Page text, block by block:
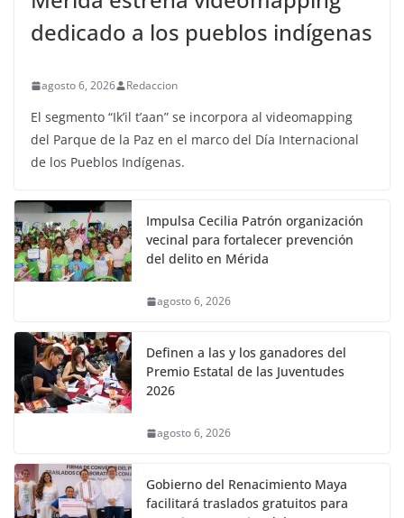
dedicado a los pueblos indígenas
agosto 6, 2026 Redaccion
El segmento “Ik’il t’aan” se incorpora al videomapping
del Parque de la Paz en el marco del Día Internacional
de los Pueblos Indígenas.
Impulsa Cecilia Patrón organización
vecinal para fortalecer prevención
del delito en Mérida
agosto 6, 2026
Definen a las y los ganadores del
Premio Estatal de las Juventudes
2026
agosto 6, 2026
Gobierno del Renacimiento Maya
facilitará traslados gratuitos para